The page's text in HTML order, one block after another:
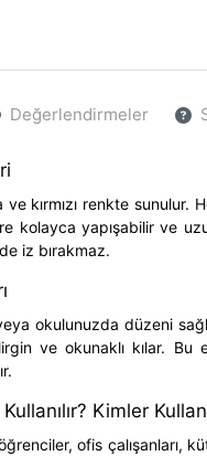
Değerlendirmeler
kırmızı renkte
yapışabilir ve
iz bırakmaz.
okulunuzda düzeni
ve okunaklı kılar. Bu
Kimler
ofis çalışanları,